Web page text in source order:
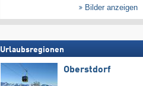
Bilder anzeigen
Urlaubsregionen
Oberstdorf